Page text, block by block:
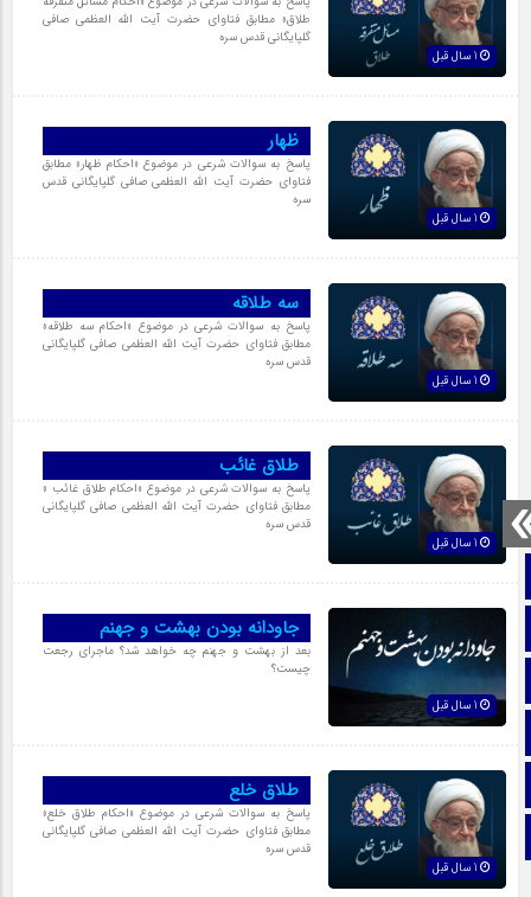
آپارات
اینستاگرام
طلاق‏» مطابق فتاوای حضرت آیت الله العظمی صافی
گلپایگانی قدس سره
ظهار
پاسخ به سوالات شرعی در موضوع «احکام ظهار‏» مطابق
فتاوای حضرت آیت الله العظمی صافی گلپایگانی قدس
سره
سه طلاقه‏
پاسخ به سوالات شرعی در موضوع «احکام سه طلاقه‏»
مطابق فتاوای حضرت آیت الله العظمی صافی گلپایگانی
قدس سره
طلاق غائب‏
پاسخ به سوالات شرعی در موضوع «احکام طلاق‏ غائب‏ »
مطابق فتاوای حضرت آیت الله العظمی صافی گلپایگانی
قدس سره
جاودانه بودن بهشت و جهنم
بعد از بهشت و جهنم چه خواهد شد؟ ماجراى رجعت
چیست؟
طلاق خلع
پاسخ به سوالات شرعی در موضوع «احکام طلاق‏ خلع»
مطابق فتاوای حضرت آیت الله العظمی صافی گلپایگانی
قدس سره